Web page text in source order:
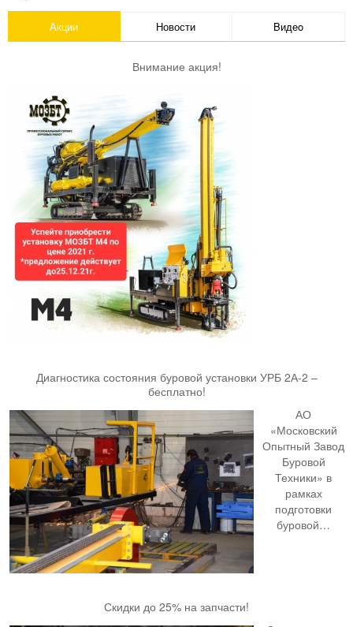
Акции Новости Bидеo
Внимание акция!
Диагностика состояния буровой установки УРБ 2А-2 –
бесплатно!
АО
«Московский
Опытный Завод
Буровой
Техники» в
рамках
подготовки
буровой…
Скидки до 25% на запчасти!